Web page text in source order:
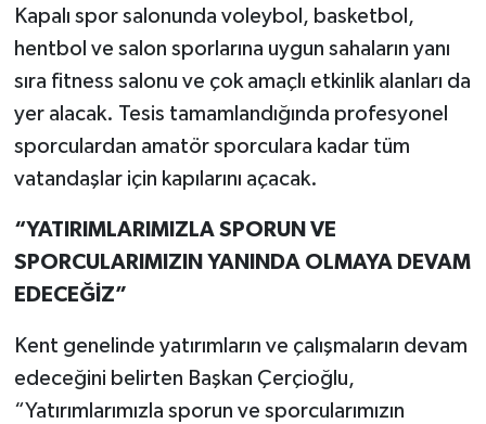
Kapalı spor salonunda voleybol, basketbol,
hentbol ve salon sporlarına uygun sahaların yanı
sıra fitness salonu ve çok amaçlı etkinlik alanları da
yer alacak. Tesis tamamlandığında profesyonel
sporculardan amatör sporculara kadar tüm
vatandaşlar için kapılarını açacak.
“YATIRIMLARIMIZLA SPORUN VE
SPORCULARIMIZIN YANINDA OLMAYA DEVAM
EDECEĞİZ”
Kent genelinde yatırımların ve çalışmaların devam
edeceğini belirten Başkan Çerçioğlu,
“Yatırımlarımızla sporun ve sporcularımızın
SİYASET
TEKNOLOJİ
YEREL
AFYONKARAHİSAR